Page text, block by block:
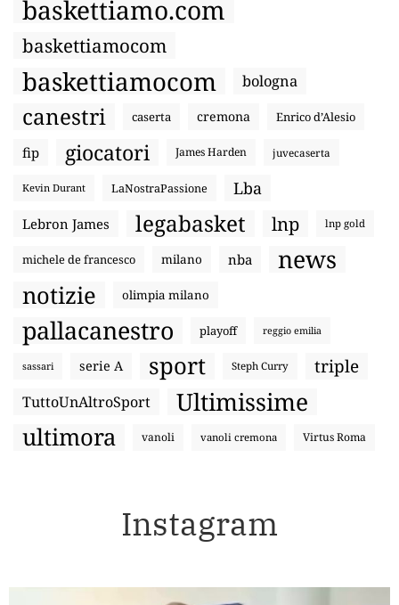
baskettiamo.com
baskettiamocom
baskettiamocom bologna
canestri caserta cremona Enrico d’Alesio
fip giocatori James Harden juvecaserta
Kevin Durant LaNostraPassione Lba
Lebron James legabasket lnp lnp gold
michele de francesco milano nba news
notizie olimpia milano
pallacanestro playoff reggio emilia
sassari serie A sport Steph Curry triple
TuttoUnAltroSport Ultimissime
ultimora vanoli vanoli cremona Virtus Roma
Instagram